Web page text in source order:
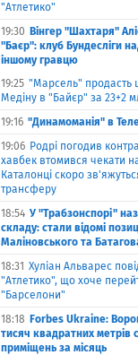
"Атлетико"
19:30 Вінгер "Шахтаря"
"Баєр": клуб Бундесліги
іншому гравцю
19:25 "Марсель" продасть
Медіну в "Байєр" за 23+2
19:16 "Динамоманія" в
19:06 Родрі погодив
хавбек втомився чекати
Каталонці скоро
трансферу
18:54 У "Трабзонспорі"
складу: стали відомі
Малiновського та
18:31 Хуліан Альварес
"Атлетико", що хоче
"Барселони"
18:18 Forbes Ukraine:
тисяч квадратних метрів
приміщень за місяць